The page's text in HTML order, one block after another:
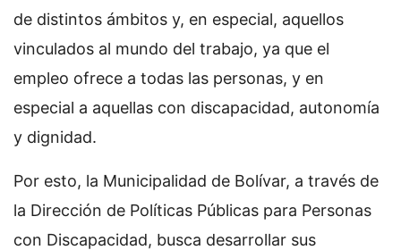
de distintos ámbitos y, en especial, aquellos
vinculados al mundo del trabajo, ya que el
empleo ofrece a todas las personas, y en
especial a aquellas con discapacidad, autonomía
y dignidad.
Por esto, la Municipalidad de Bolívar, a través de
la Dirección de Políticas Públicas para Personas
con Discapacidad, busca desarrollar sus